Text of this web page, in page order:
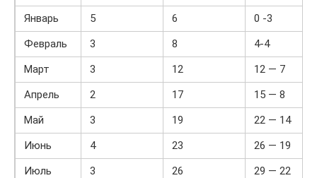
Январь
5 6
0 -3
Февраль
3 8
4-4
Март
3 12
12 — 7
Апрель
2 17
15 — 8
Май
3 19
22 — 14
Июнь
4 23
26 — 19
Июль
3 26
29 — 22